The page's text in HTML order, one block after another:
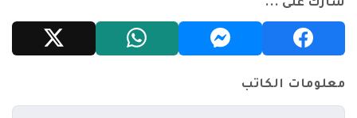
شارك على ...
معلومات الكاتب